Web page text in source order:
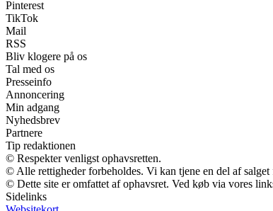
Pinterest
TikTok
Mail
RSS
Bliv klogere på os
Tal med os
Presseinfo
Annoncering
Min adgang
Nyhedsbrev
Partnere
Tip redaktionen
© Respekter venligst ophavsretten.
© Alle rettigheder forbeholdes. Vi kan tjene en del af
© Dette site er omfattet af ophavsret. Ved køb via vores
Sidelinks